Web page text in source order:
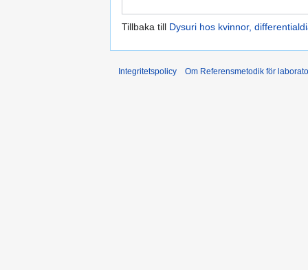
Tillbaka till Dysuri hos kvinnor,
Integritetspolicy Om Referensmetodik för